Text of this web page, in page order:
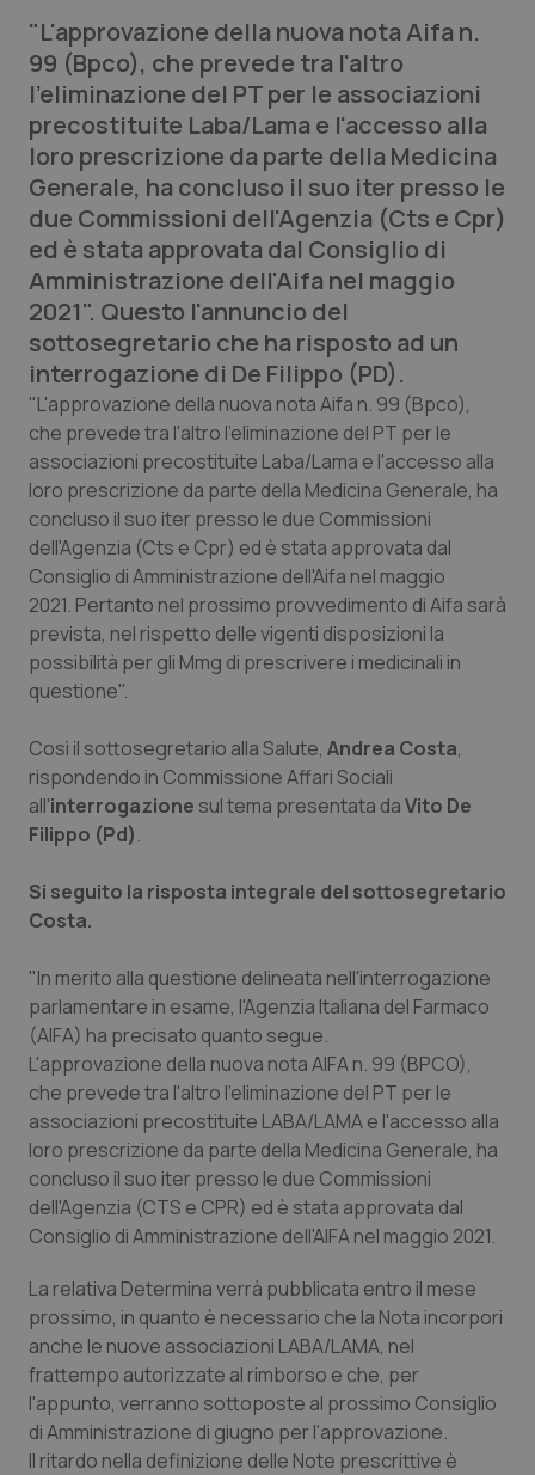
QS Pro
Professionisti Sanitari.AI
Abruzzo
Basilicata
Calabria
Campania
Emilia-Romagna
Friuli Venezia Giulia
Lazio
Liguria
Lombardia
Marche
Molise
Piemonte
Provincia Autonoma di Trento
Puglia
Sardegna
Sicilia
Toscana
Umbria
Valle D’Aosta
Veneto
QS Pro Gold
Artrite & artrosi
Asma & BPCO
Car-T
Colesterolo & coronaropatie
Dermatite Atopica
Diabete & glucometri
Disturbi dell’umore
Dolore
Donna & Salute
Epatiti
Ipertensione & Scompenso
Malattie rare
Malattia di Crohn & Rettocolite Ulcerosa
Neuroscienze & patologie neurodegenerative
Obesità
Oftalmologia
Oncodermatologia
Oncoematologia
QS Club Newsletter
"L'approvazione della nuova nota Aifa n.
99 (Bpco), che prevede tra l'altro
l'eliminazione del PT per le associazioni
precostituite Laba/Lama e l'accesso alla
loro prescrizione da parte della Medicina
Generale, ha concluso il suo iter presso le
due Commissioni dell'Agenzia (Cts e Cpr)
ed è stata approvata dal Consiglio di
Amministrazione dell'Aifa nel maggio
2021". Questo l'annuncio del
sottosegretario che ha risposto ad un
interrogazione di De Filippo (PD).
"L'approvazione della nuova nota Aifa n. 99 (Bpco),
che prevede tra l'altro l'eliminazione del PT per le
associazioni precostituite Laba/Lama e l'accesso alla
loro prescrizione da parte della Medicina Generale, ha
concluso il suo iter presso le due Commissioni
dell'Agenzia (Cts e Cpr) ed è stata approvata dal
Consiglio di Amministrazione dell'Aifa nel maggio
2021. Pertanto nel prossimo provvedimento di Aifa sarà
prevista, nel rispetto delle vigenti disposizioni la
possibilità per gli Mmg di prescrivere i medicinali in
questione".
Così il sottosegretario alla Salute, Andrea Costa,
rispondendo in Commissione Affari Sociali
all'interrogazione sul tema presentata daVito De
Filippo (Pd).
Si seguito la risposta integrale del sottosegretario
Costa.
"In merito alla questione delineata nell'interrogazione
parlamentare in esame, l'Agenzia Italiana del Farmaco
(AIFA) ha precisato quanto segue.
L'approvazione della nuova nota AIFA n. 99 (BPCO),
che prevede tra l'altro l'eliminazione del PT per le
associazioni precostituite LABA/LAMA e l'accesso alla
loro prescrizione da parte della Medicina Generale, ha
concluso il suo iter presso le due Commissioni
dell'Agenzia (CTS e CPR) ed è stata approvata dal
Consiglio di Amministrazione dell'AIFA nel maggio 2021.
La relativa Determina verrà pubblicata entro il mese
prossimo, in quanto è necessario che la Nota incorpori
anche le nuove associazioni LABA/LAMA, nel
frattempo autorizzate al rimborso e che, per
l'appunto, verranno sottoposte al prossimo Consiglio
di Amministrazione di giugno per l'approvazione.
Il ritardo nella definizione delle Note prescrittive è